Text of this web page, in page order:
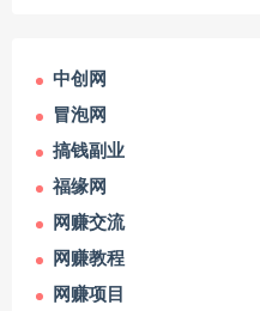
中创网
冒泡网
搞钱副业
福缘网
网赚交流
网赚教程
网赚项目